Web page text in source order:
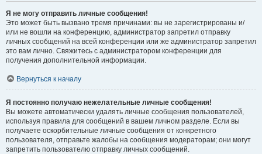
Я не могу отправить личные сообщения!
Это может быть вызвано тремя причинами: вы не зарегистрированы и/
или не вошли на конференцию, администратор запретил отправку
личных сообщений на всей конференции или же администратор запретил
это вам лично. Свяжитесь с администратором конференции для
получения дополнительной информации.
Вернуться к началу
Я постоянно получаю нежелательные личные сообщения!
Вы можете автоматически удалять личные сообщения пользователей,
используя правила для сообщений в вашем личном разделе. Если вы
получаете оскорбительные личные сообщения от конкретного
пользователя, отправьте жалобы на сообщения модераторам; они могут
запретить пользователю отправку личных сообщений.